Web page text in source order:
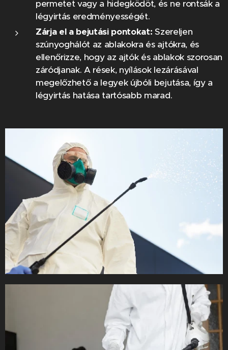
permetet vagy a hidegködöt, és ne rontsák a
légyirtás eredményességét.
Zárja el a bejutási pontokat: Szereljen
szúnyoghálót az ablakokra és ajtókra, és
ellenőrizze, hogy az ajtók és ablakok szorosan
záródjanak. A rések, nyílások lezárásával
megelőzhető a legyek újbóli bejutása, így a
légyirtás hatása tartósabb marad.